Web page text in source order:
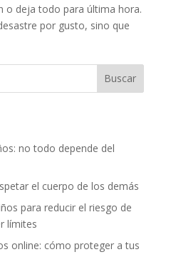
o deja todo para última hora.
por gusto, sino que
Buscar
no todo depende del
el cuerpo de los demás
para reducir el riesgo de
límites
online: cómo proteger a tus